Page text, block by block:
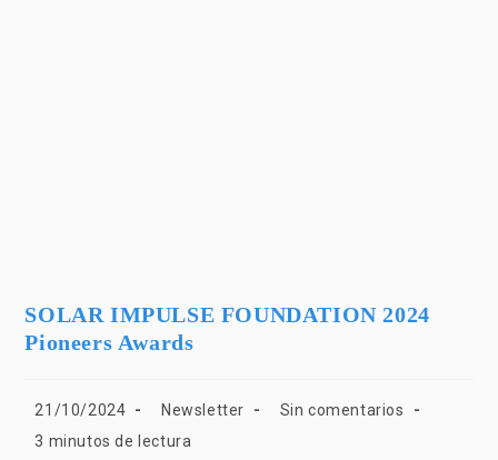
SOLAR IMPULSE FOUNDATION 2024
Pioneers Awards
21/10/2024 Newsletter
Sin comentarios
3 minutos de lectura